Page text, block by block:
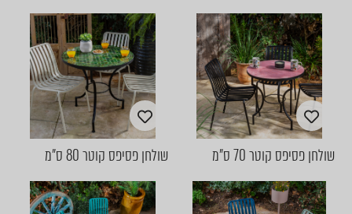
שולחן פסיפס קוטר 70 ס"מ שולחן פסיפס קוטר 80 ס"מ